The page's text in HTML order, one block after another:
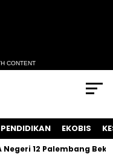
CONTENT
PENDIDIKAN EKOBIS
Negeri 12 Palembang